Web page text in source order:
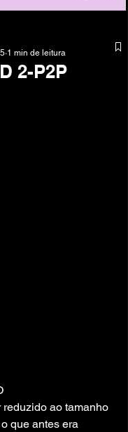
2-P2P
1 min de leitura
de 5 estrelas.
ao tamanho
que antes era